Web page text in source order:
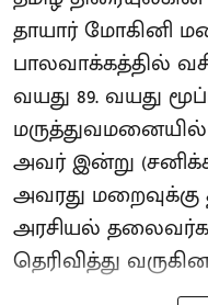
தாயார் மோகினி
பாலவாக்கத்தில்
வயது 89. வயது
மருத்துவமனையில்
அவர் இன்று
அவரது
அரசியல்
தெரிவித்து